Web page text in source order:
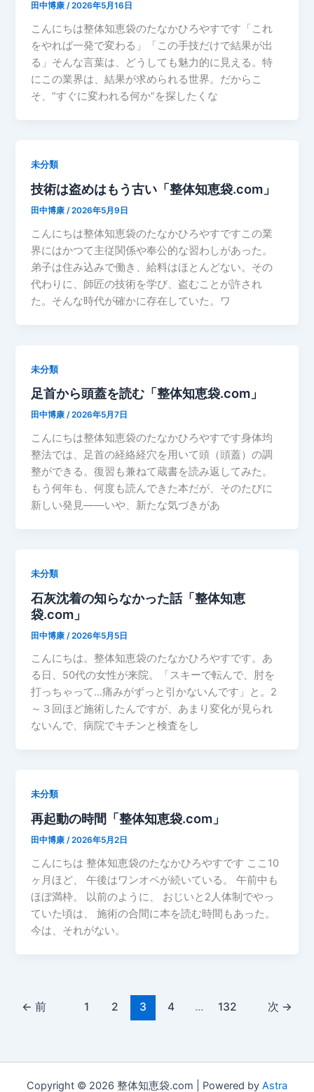
田中博康/2026年5月16日
こんにちは整体知恵袋のたなかひろやすです「これ
をやれば一発で変わる」「この手技だけで結果が出
る」そんな言葉は、どうしても魅力的に見える。特
にこの業界は、結果が求められる世界。だからこ
そ、“すぐに変われる何か”を探したくな
未分類
技術は盗めはもう古い「整体知恵袋.com」
田中博康 /2026年5月9日
こんにちは整体知恵袋のたなかひろやすですこの業
界にはかつて主従関係や奉公的な習わしがあった。
弟子は住み込みで働き、給料はほとんどない。その
代わりに、師匠の技術を学び、盗むことが許され
た。そんな時代が確かに存在していた。ワ
未分類
足首から頭蓋を読む「整体知恵袋.com」
田中博康/2026年5月7日
こんにちは整体知恵袋のたなかひろやすです身体均
整法では、足首の経絡経穴を用いて頭（頭蓋）の調
整ができる。復習も兼ねて蔵書を読み返してみた。
もう何年も、何度も読んできた本だが、そのたびに
新しい発見――いや、新たな気づきがあ
未分類
石灰沈着の知らなかった話「整体知恵
袋.com」
田中博康 /2026年5月5日
こんにちは。整体知恵袋のたなかひろやすです。あ
る日、50代の女性が来院。「スキーで転んで、肘を
打っちゃって…痛みがずっと引かないんです」と。2
～３回ほど施術したんですが、あまり変化が見られ
ないんで、病院でキチンと検査をし
未分類
再起動の時間「整体知恵袋.com」
田中博康/2026年5月2日
こんにちは 整体知恵袋のたなかひろやすです ここ10
ヶ月ほど、 午後はワンオペが続いている。 午前中も
ほぼ満枠。 以前のように、 おじいと2人体制でやっ
ていた頃は、 施術の合間に本を読む時間もあった。
今は、それがない。
← 前 1 2 3 4 … 132 次 →
Copyright © 2026 整体知恵袋.com | Powered by Astra